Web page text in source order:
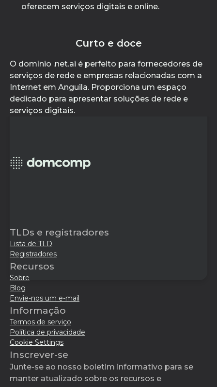
oferecem serviços digitais e online.
Curto e doce
O domínio .net.ai é perfeito para fornecedores de
serviços de rede e empresas relacionadas com a
Internet em Anguila. Proporciona um espaço
dedicado para apresentar soluções de rede e
serviços digitais.
TLDs e registradores
Lista de TLD
Registradores
Recursos
Sobre
Blog
Envie-nos um e-mail
Informação
Termos de serviço
Política de privacidade
Cookie Settings
Inscrever-se
Junte-se ao nosso boletim informativo para se
manter atualizado sobre os recursos e